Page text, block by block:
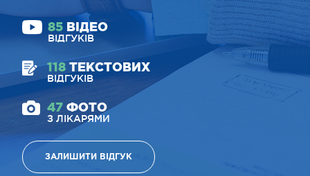
85 ВІДЕО
ВІДГУКІВ
118 ТЕКСТОВИХ
ВІДГУКІВ
47 ФОТО
З ЛІКАРЯМИ
ЗАЛИШИТИ ВІДГУК